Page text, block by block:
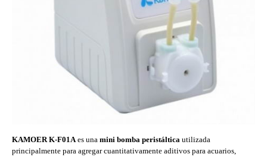
KAMOER K-F01Aes una mini bomba peristáltica utilizada
principalmente para agregar cuantitativamente aditivos para acuarios,